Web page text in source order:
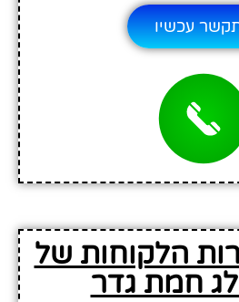
עכשיו
הלקוחות של
חמת גדר